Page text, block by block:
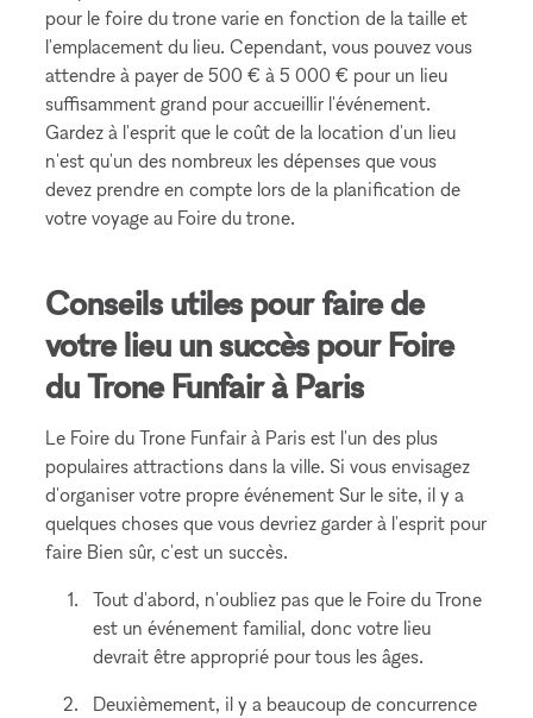
pour le foire du trone varie en fonction de la taille et
l'emplacement du lieu. Cependant, vous pouvez vous
attendre à payer de 500 € à 5 000 € pour un lieu
suffisamment grand pour accueillir l'événement.
Gardez à l'esprit que le coût de la location d'un lieu
n'est qu'un des nombreux les dépenses que vous
devez prendre en compte lors de la planification de
votre voyage au Foire du trone.
Conseils utiles pour faire de
votre lieu un succès pour Foire
du Trone Funfair à Paris
Le Foire du Trone Funfair à Paris est l'un des plus
populaires attractions dans la ville. Si vous envisagez
d'organiser votre propre événement Sur le site, il y a
quelques choses que vous devriez garder à l'esprit pour
faire Bien sûr, c'est un succès.
Tout d'abord, n'oubliez pas que le Foire du Trone
est un événement familial, donc votre lieu
devrait être approprié pour tous les âges.
Deuxièmement, il y a beaucoup de concurrence